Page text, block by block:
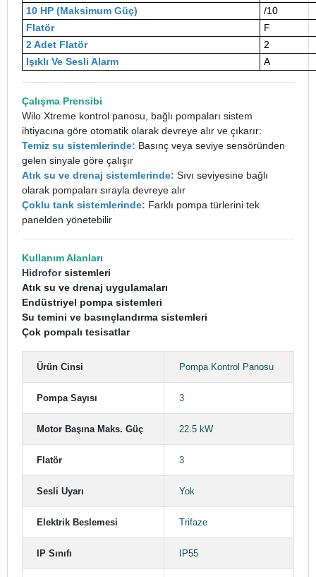
10 HP (Maksimum Güç)
/10
Flatör
F
2 Adet Flatör
2
Işıklı Ve Sesli Alarm
A
Çalışma Prensibi
Wilo Xtreme kontrol panosu, bağlı pompaları sistem
ihtiyacına göre otomatik olarak devreye alır ve çıkarır:
Temiz su sistemlerinde: Basınç veya seviye sensöründen
gelen sinyale göre çalışır
Atık su ve drenaj sistemlerinde: Sıvı seviyesine bağlı
olarak pompaları sırayla devreye alır
Çoklu tank sistemlerinde: Farklı pompa türlerini tek
panelden yönetebilir
Kullanım Alanları
Hidroforsistemleri
Atık su ve drenaj uygulamaları
Endüstriyel pompa sistemleri
Su temini ve basınçlandırma sistemleri
Çok pompalı tesisatlar
Ürün Cinsi Pompa Kontrol Panosu
Pompa Sayısı 3
Motor Başına Maks. Güç 22.5 kW
Flatör 3
Sesli Uyarı Yok
Elektrik Beslemesi Trifaze
IP Sınıfı IP55